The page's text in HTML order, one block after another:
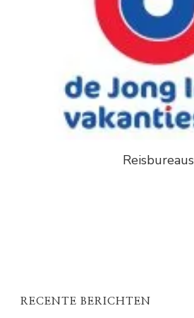
Reisbureaus
RECENTE BERICHTEN